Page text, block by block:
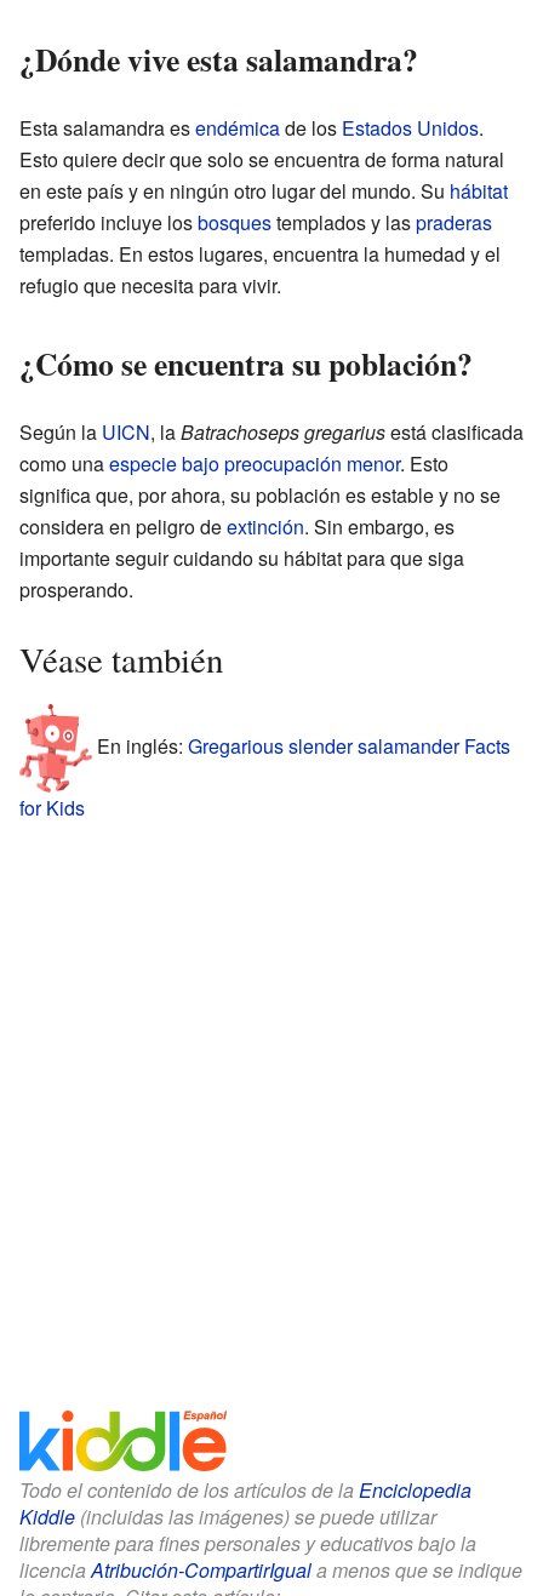
¿Dónde vive esta salamandra?
Esta salamandra esendémicade los Estados Unidos.
Esto quiere decir que solo se encuentra de forma natural
en este país y en ningún otro lugar del mundo. Su hábitat
preferido incluye losbosquestemplados y laspraderas
templadas. En estos lugares, encuentra la humedad y el
refugio que necesita para vivir.
¿Cómo se encuentra su población?
Según la UICN, laBatrachoseps gregariusestá clasificada
como unaespecie bajo preocupación menor. Esto
significa que, por ahora, su población es estable y no se
considera en peligro deextinción. Sin embargo, es
importante seguir cuidando su hábitat para que siga
prosperando.
Véase también
En inglés: Gregarious slender salamander Facts
for Kids
Todo el contenido de los artículos de la Enciclopedia
Kiddle (incluidas las imágenes) se puede utilizar
libremente para fines personales y educativos bajo la
licenciaAtribución-CompartirIguala menos que se indique